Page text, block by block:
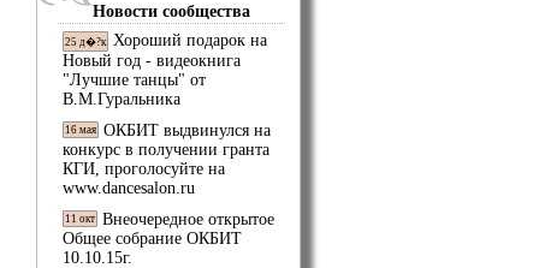
Новости сообщества
25 д�?к Хороший подарок на
Новый год - видеокнига
"Лучшие танцы" от
В.М.Гуральника
16 мая ОКБИТ выдвинулся на
конкурс в получении гранта
КГИ, проголосуйте на
www.dancesalon.ru
11 окт Внеочередное открытое
Общее собрание ОКБИТ
10.10.15г.